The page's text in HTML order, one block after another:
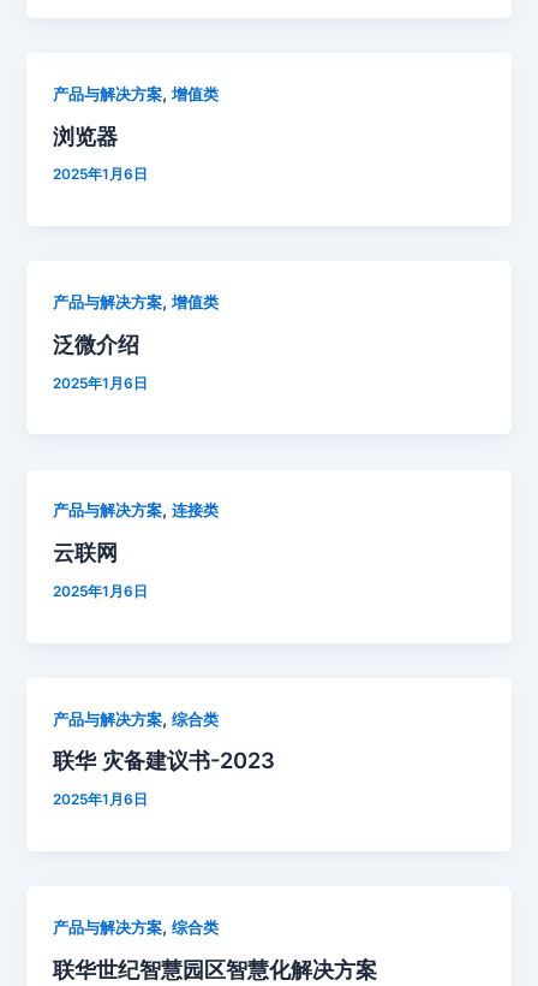
产品与解决方案,增值类
浏览器
2025年1月6日
产品与解决方案,增值类
泛微介绍
2025年1月6日
产品与解决方案,连接类
云联网
2025年1月6日
产品与解决方案,综合类
联华 灾备建议书-2023
2025年1月6日
产品与解决方案,综合类
联华世纪智慧园区智慧化解决方案